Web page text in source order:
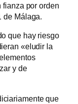
por orden
de Málaga.
que hay riesgo
«eludir la
y de
que